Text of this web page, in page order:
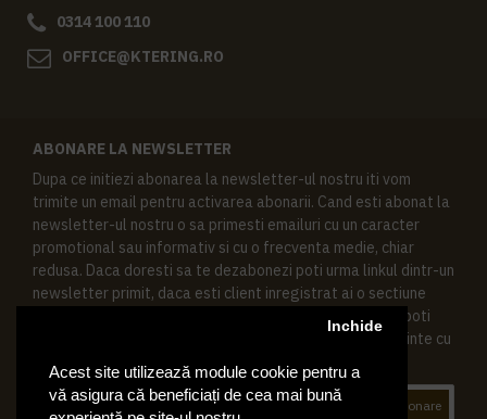
Acest site utilizează module cookie pentru a
vă asigura că beneficiați de cea mai bună
Inchide
0314 100 110
OFFICE@KTERING.RO
ABONARE LA NEWSLETTER
Dupa ce initiezi abonarea la newsletter-ul nostru iti vom
trimite un email pentru activarea abonarii. Cand esti abonat la
newsletter-ul nostru o sa primesti emailuri cu un caracter
promotional sau informativ si cu o frecventa medie, chiar
redusa. Daca doresti sa te dezabonezi poti urma linkul dintr-un
newsletter primit, daca esti client inregistrat ai o sectiune
speciala in contul tau in acest scop, si de asemenea ne poti
contacta oricand pe email pentru orice intrebari sau cerinte cu
Abonare